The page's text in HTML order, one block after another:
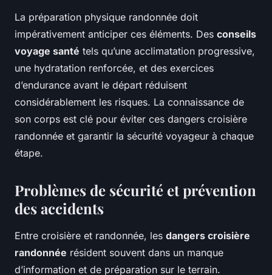
La préparation physique randonnée doit
impérativement anticiper ces éléments. Des conseils
voyage santé tels qu’une acclimatation progressive,
une hydratation renforcée, et des exercices
d’endurance avant le départ réduisent
considérablement les risques. La connaissance de
son corps est clé pour éviter ces dangers croisière
randonnée et garantir la sécurité voyageur à chaque
étape.
Problèmes de sécurité et prévention
des accidents
Entre croisière et randonnée, les dangers croisière
randonnée résident souvent dans un manque
d’information et de préparation sur le terrain.